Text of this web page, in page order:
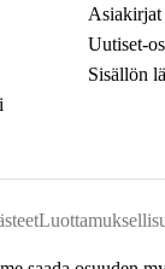
Asiakirjat
Uutiset-
Sisällön